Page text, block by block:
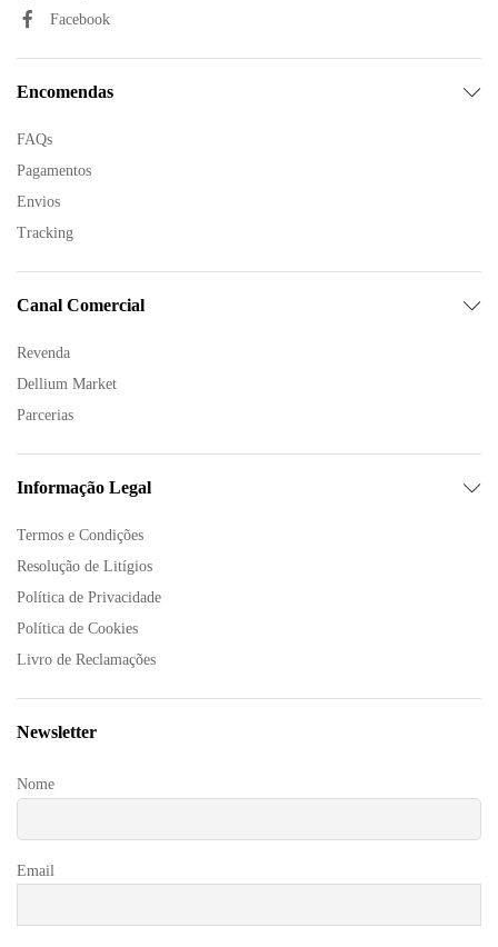
Facebook
Encomendas
FAQs
Pagamentos
Envios
Tracking
Canal Comercial
Revenda
Dellium Market
Parcerias
Informação Legal
Termos e Condições
Resolução de Litígios
Política de Privacidade
Política de Cookies
Livro de Reclamações
Newsletter
Nome
Email